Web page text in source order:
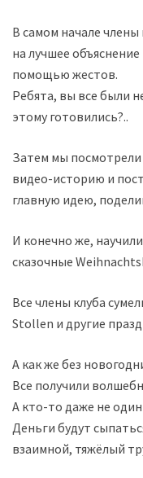
В самом начале члены
на лучшее
помощью жестов.
Ребята, вы все были
этому готовились?..
Затем мы
видео-историю и
главную идею,
И конечно же,
сказочные
Все члены клуба
Stollen и другие
А как же без
Все получили
А кто-то даже не
Деньги будут
взаимной, тяжёлый